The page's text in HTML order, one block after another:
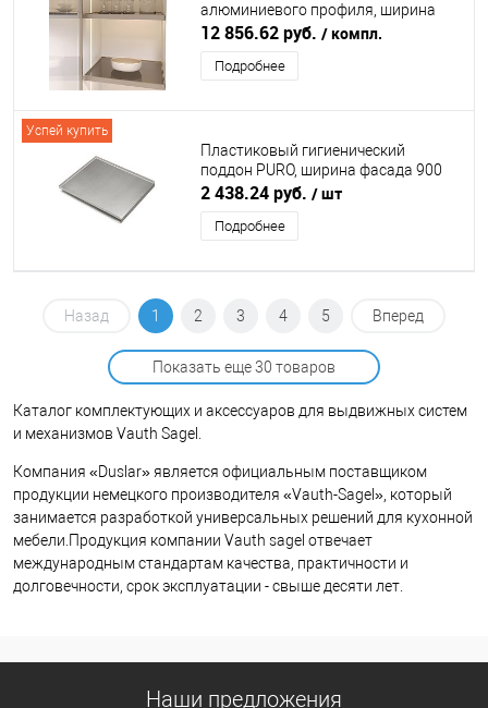
алюминиевого профиля, ширина
567 мм, шампань DUSLAR
12 856.62 руб. / компл.
Подробнее
Успей купить
Пластиковый гигиенический
поддон PURO, ширина фасада 900
мм, ДСП 16 мм, серый PLASTIMODUL
(ПЛАСТИМОДУЛЬ)
2 438.24 руб. / шт
Подробнее
Назад 1 2 3 4 5 Вперед
Показать еще 30 товаров
Каталог комплектующих и аксессуаров для выдвижных систем
и механизмов Vauth Sagel.
Компания «Duslar» является официальным поставщиком
продукции немецкого производителя «Vauth-Sagel», который
занимается разработкой универсальных решений для кухонной
мебели.Продукция компании Vauth sagel отвечает
международным стандартам качества, практичности и
долговечности, срок эксплуатации - свыше десяти лет.
Наши предложения